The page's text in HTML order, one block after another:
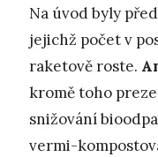
Na úvod byly
jejichž počet v
raketově roste.
kromě toho
snižování
vermi-